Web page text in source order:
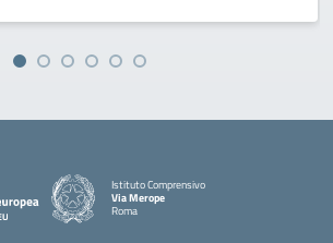
Istituto Comprensivo
Via Merope
Roma